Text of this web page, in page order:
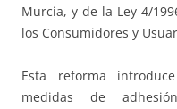
Murcia, y de la Ley 4/
los Consumidores y
Esta reforma
medidas de